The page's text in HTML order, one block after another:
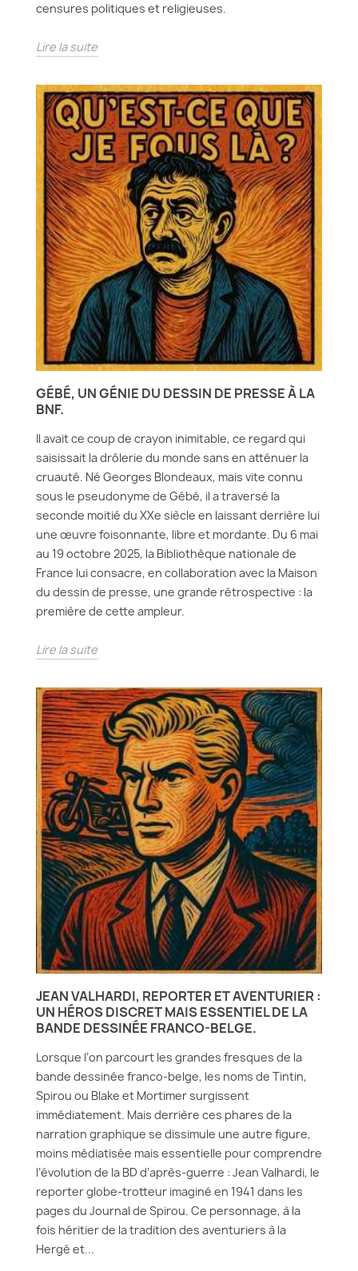
censures politiques et religieuses.
Lire la suite
GÉBÉ, UN GÉNIE DU DESSIN DE PRESSE À LA
BNF.
Il avait ce coup de crayon inimitable, ce regard qui
saisissait la drôlerie du monde sans en atténuer la
cruauté. Né Georges Blondeaux, mais vite connu
sous le pseudonyme de Gébé, il a traversé la
seconde moitié du XXe siècle en laissant derrière lui
une œuvre foisonnante, libre et mordante. Du 6 mai
au 19 octobre 2025, la Bibliothèque nationale de
France lui consacre, en collaboration avec la Maison
du dessin de presse, une grande rétrospective : la
première de cette ampleur.
Lire la suite
JEAN VALHARDI, REPORTER ET AVENTURIER :
UN HÉROS DISCRET MAIS ESSENTIEL DE LA
BANDE DESSINÉE FRANCO-BELGE.
Lorsque l’on parcourt les grandes fresques de la
bande dessinée franco-belge, les noms de Tintin,
Spirou ou Blake et Mortimer surgissent
immédiatement. Mais derrière ces phares de la
narration graphique se dissimule une autre figure,
moins médiatisée mais essentielle pour comprendre
l’évolution de la BD d’après-guerre : Jean Valhardi, le
reporter globe-trotteur imaginé en 1941 dans les
pages du Journal de Spirou. Ce personnage, à la
fois héritier de la tradition des aventuriers à la
Hergé et...